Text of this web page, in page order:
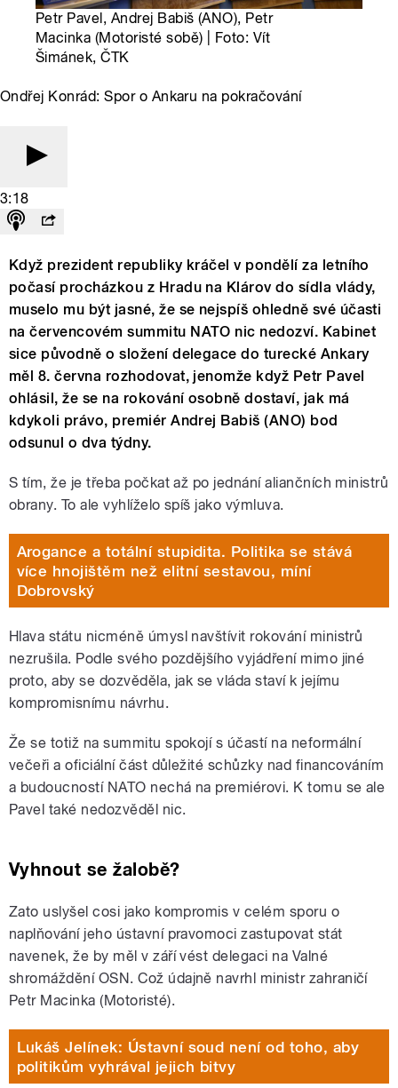
Petr Pavel, Andrej Babiš (ANO), Petr
Macinka (Motoristé sobě) | Foto: Vít
Šimánek, ČTK
Ondřej Konrád: Spor o Ankaru na pokračování
3:18
Když prezident republiky kráčel v pondělí za letního
počasí procházkou z Hradu na Klárov do sídla vlády,
muselo mu být jasné, že se nejspíš ohledně své účasti
na červencovém summitu NATO nic nedozví. Kabinet
sice původně o složení delegace do turecké Ankary
měl 8. června rozhodovat, jenomže když Petr Pavel
ohlásil, že se na rokování osobně dostaví, jak má
kdykoli právo, premiér Andrej Babiš (ANO) bod
odsunul o dva týdny.
S tím, že je třeba počkat až po jednání aliančních ministrů
obrany. To ale vyhlíželo spíš jako výmluva.
Arogance a totální stupidita. Politika se stává
více hnojištěm než elitní sestavou, míní
Dobrovský
Hlava státu nicméně úmysl navštívit rokování ministrů
nezrušila. Podle svého pozdějšího vyjádření mimo jiné
proto, aby se dozvěděla, jak se vláda staví k jejímu
kompromisnímu návrhu.
Že se totiž na summitu spokojí s účastí na neformální
večeři a oficiální část důležité schůzky nad financováním
a budoucností NATO nechá na premiérovi. K tomu se ale
Pavel také nedozvěděl nic.
Vyhnout se žalobě?
Zato uslyšel cosi jako kompromis v celém sporu o
naplňování jeho ústavní pravomoci zastupovat stát
navenek, že by měl v září vést delegaci na Valné
shromáždění OSN. Což údajně navrhl ministr zahraničí
Petr Macinka (Motoristé).
Lukáš Jelínek: Ústavní soud není od toho, aby
politikům vyhrával jejich bitvy